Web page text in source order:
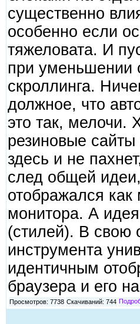
существенно
особенно если
тяжеловата. И
при уменьшении
скроллинга.
должное, что
это так, мелочи.
резиновые
здесь и не
след общей
отображался
монитора. А
(стилей). В свою
инструмента
идентичным
браузера и его
Просмотров: 7738 Скачиваний: 744